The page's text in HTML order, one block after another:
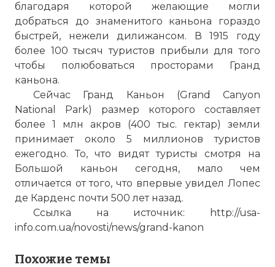
благодаря которой желающие могли
добраться до знаменитого каньона гораздо
быстрей, нежели дилижансом. В 1915 году
более 100 тысяч туристов прибыли для того
чтобы полюбоваться просторами Гранд
каньона.
Сейчас Гранд Каньон (Grand Canyon
National Park) размер которого составляет
более 1 млн акров (400 тыс. гектар) земли
принимает около 5 миллионов туристов
ежегодно. То, что видят туристы смотря на
Большой каньон сегодня, мало чем
отличается от того, что впервые увидел Лопес
де Карденс почти 500 лет назад.
Ссылка на источник: http://usa-
info.com.ua/novosti/news/grand-kanon
Похожие темы